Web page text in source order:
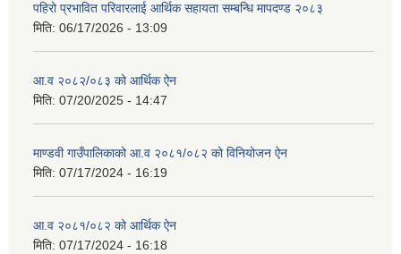
पहिरो प्रभावित परिवारलाई आर्थिक सहायता सम्बन्धि मापदण्ड २०८३
मिति: 06/17/2026 - 13:09
आ.व २०८२/०८३ को आर्थिक ऐन
मिति: 07/20/2025 - 14:47
माण्डवी गाउँपालिकाको आ.व २०८१/०८२ को विनियोजन ऐन
मिति: 07/17/2024 - 16:19
आ.व २०८१/०८२ को आर्थिक ऐन
मिति: 07/17/2024 - 16:18